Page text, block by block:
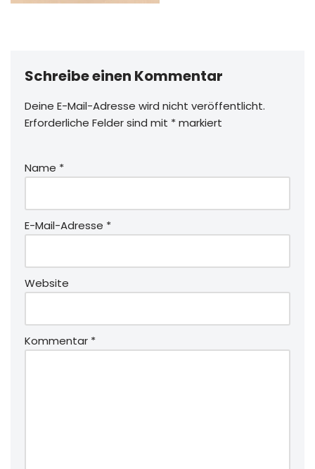
Schreibe einen Kommentar
Deine E-Mail-Adresse wird nicht veröffentlicht.
Erforderliche Felder sind mit *markiert
Name *
E-Mail-Adresse *
Website
Kommentar *